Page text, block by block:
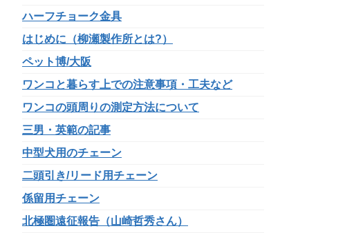
ハーフチョーク金具
はじめに（柳瀬製作所とは?）
ペット博/大阪
ワンコと暮らす上での注意事項・工夫など
ワンコの頭周りの測定方法について
三男・英範の記事
中型犬用のチェーン
二頭引き/リード用チェーン
係留用チェーン
北極圏遠征報告（山崎哲秀さん）